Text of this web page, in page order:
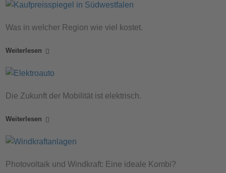
Was in welcher Region wie viel kostet.
Weiterlesen
Die Zukunft der Mobilität ist elektrisch.
Weiterlesen
Photovoltaik und Windkraft: Eine ideale Kombi?